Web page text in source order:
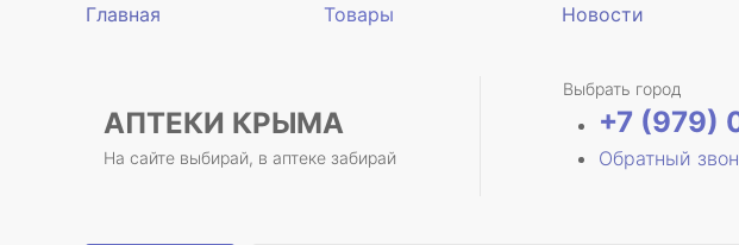
Главная Товары Новости
АПТЕКИ КРЫМА
На сайте выбирай, в аптеке забирай
Выбрать город
+7 (979)
Обратный